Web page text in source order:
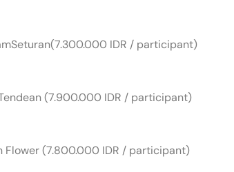
IDR / participant)
(7.900.000 IDR / participant)
Flower (7.800.000 IDR / participant)